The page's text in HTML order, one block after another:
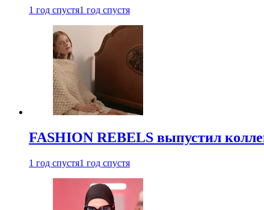
1 год спустя1 год спустя
FASHION REBELS выпустил
1 год спустя1 год спустя